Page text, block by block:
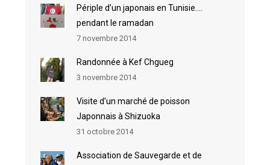
Périple d’un japonais en Tunisie….
pendant le ramadan
7 novembre 2014
Randonnée à Kef Chgueg
3 novembre 2014
Visite d’un marché de poisson
Japonnais à Shizuoka
31 octobre 2014
Association de Sauvegarde et de